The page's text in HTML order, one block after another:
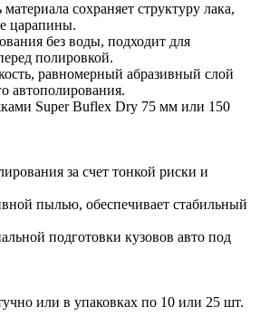
сохраняет структуру лака,
царапины.
без воды, подходит для
полировкой.
равномерный абразивный слой
автополирования.
Super Buflex Dry 75 мм или 150
за счет тонкой риски и
пылью, обеспечивает стабильный
подготовки кузовов авто под
или в упаковках по 10 или 25 шт.